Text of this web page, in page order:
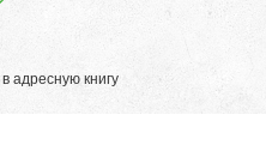
адресную книгу